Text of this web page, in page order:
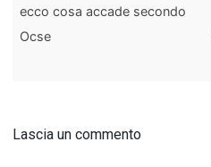
ecco cosa accade secondo
Ocse
Lascia un commento